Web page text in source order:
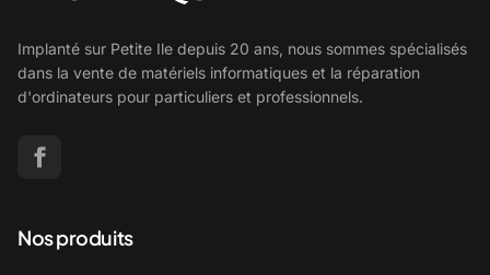
Implanté sur Petite Ile depuis 20 ans, nous sommes spécialisés
dans la vente de matériels informatiques et la réparation
d'ordinateurs pour particuliers et professionnels.
Nos produits